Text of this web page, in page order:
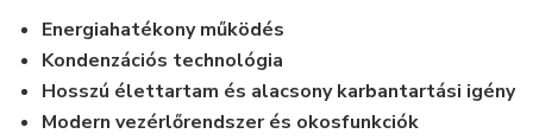
Energiahatékony működés
Kondenzációs technológia
Hosszú élettartam és alacsony karbantartási igény
Modern vezérlőrendszer és okosfunkciók